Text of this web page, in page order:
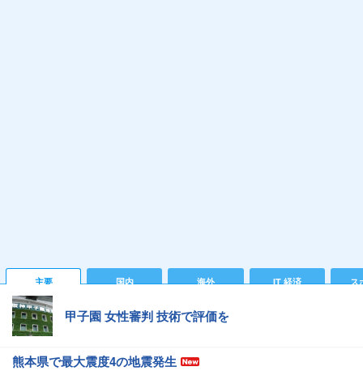
主要 国内 海外 IT 経済 ス
甲子園 女性審判 技術で評価を
熊本県で最大震度4の地震発生